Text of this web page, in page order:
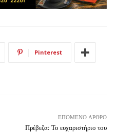
Pinterest
ΕΠΌΜΕΝΟ ΆΡΘΡΟ
Πρέβεζα: Το ευχαριστήριο του